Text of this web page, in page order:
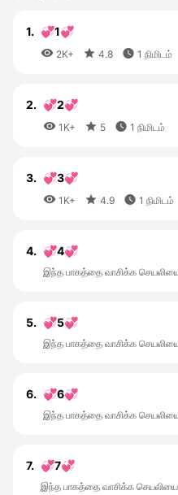
1. 💞1💞
 2K+  4.8  1 நிமிடம்
2. 💞2💞
 1K+  5  1 நிமிடம்
3. 💞3💞
 1K+  4.9  1 நிமிடம்
4. 💞4💞
இந்த பாகத்தை வாசிக்க
5. 💞5💞
இந்த பாகத்தை வாசிக்க
6. 💞6💞
இந்த பாகத்தை வாசிக்க
7. 💞7💞
இந்த பாகத்தை வாசிக்க